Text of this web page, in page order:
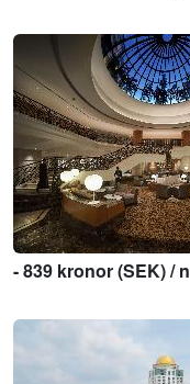
- 839 kronor (SEK) /